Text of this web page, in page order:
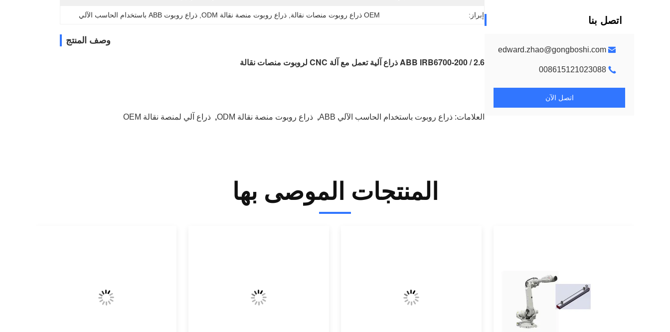
اتصل بنا
edward.zhao@gongboshi.com
008615121023088
اتصل الآن
إبراز: OEM ذراع روبوت منصات نقالة , ذراع روبوت منصة نقالة ODM , ذراع روبوت ABB باستخدام الحاسب الآلي
وصف المنتج
ABB IRB6700-200 / 2.6 ذراع آلية تعمل مع آلة CNC لروبوت منصات نقالة
العلامات: ذراع روبوت باستخدام الحاسب الآلي ABB , ذراع روبوت منصة نقالة ODM , ذراع آلي لمنصة نقالة OEM
المنتجات الموصى بها